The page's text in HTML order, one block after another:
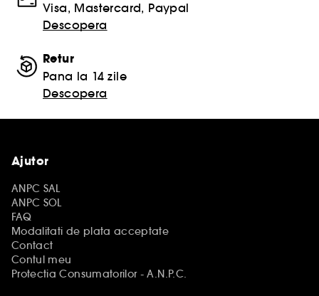
Visa, Mastercard, Paypal
Descopera
Retur
Pana la 14 zile
Descopera
Ajutor
ANPC SAL
ANPC SOL
FAQ
Modalitati de plata acceptate
Contact
Contul meu
Protectia Consumatorilor - A.N.P.C.